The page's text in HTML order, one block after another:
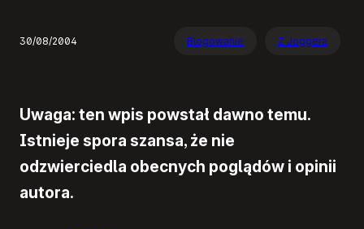
30/08/2004 Blogowanie Z Joggera
Uwaga: ten wpis powstał dawno temu.
Istnieje spora szansa, że nie
odzwierciedla obecnych poglądów i opinii
autora.